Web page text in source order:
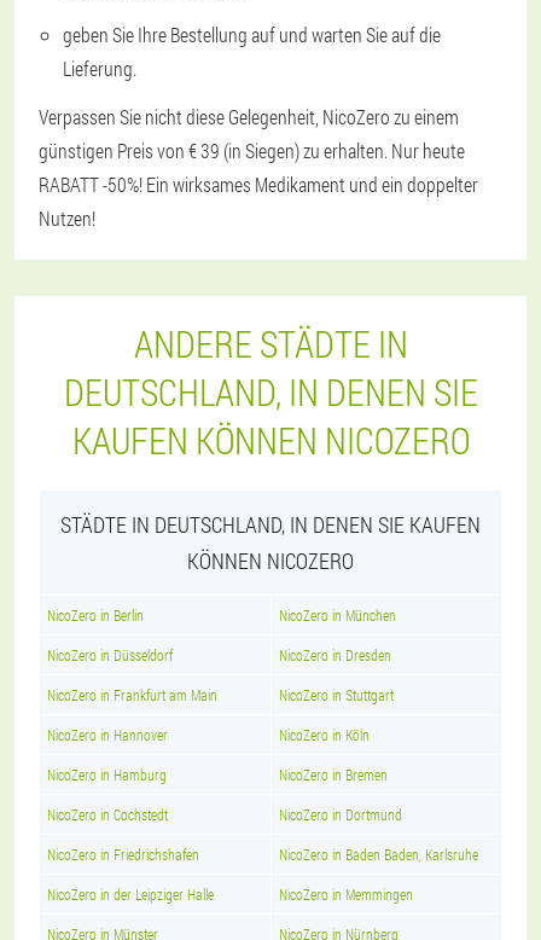
geben Sie Ihre Bestellung auf und warten Sie auf die
Lieferung.
Verpassen Sie nicht diese Gelegenheit, NicoZero zu einem
günstigen Preis von € 39 (in Siegen) zu erhalten. Nur heute
RABATT -50%! Ein wirksames Medikament und ein doppelter
Nutzen!
ANDERE STÄDTE IN
DEUTSCHLAND, IN DENEN SIE
KAUFEN KÖNNEN NICOZERO
STÄDTE IN DEUTSCHLAND, IN DENEN SIE KAUFEN
KÖNNEN NICOZERO
NicoZero in Berlin NicoZero in München
NicoZero in Düsseldorf NicoZero in Dresden
NicoZero in Frankfurt am Main NicoZero in Stuttgart
NicoZero in Hannover NicoZero in Köln
NicoZero in Hamburg NicoZero in Bremen
NicoZero in Cochstedt NicoZero in Dortmund
NicoZero in Friedrichshafen NicoZero in Baden Baden, Karlsruhe
NicoZero in der Leipziger Halle NicoZero in Memmingen
NicoZero in Münster NicoZero in Nürnberg